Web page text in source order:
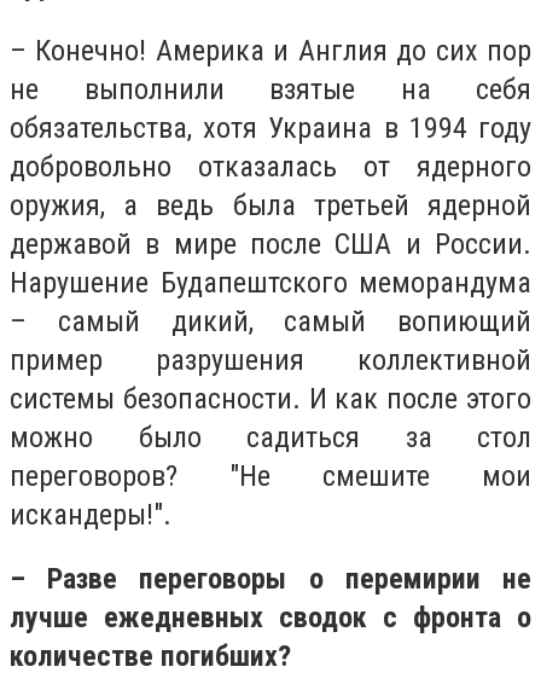
– Конечно! Америка и Англия до сих пор
не выполнили взятые на себя
обязательства, хотя Украина в 1994 году
добровольно отказалась от ядерного
оружия, а ведь была третьей ядерной
державой в мире после США и России.
Нарушение Будапештского меморандума
– самый дикий, самый вопиющий
пример разрушения коллективной
системы безопасности. И как после этого
можно было садиться за стол
переговоров? "Не смешите мои
искандеры!".
– Разве переговоры о перемирии не
лучше ежедневных сводок с фронта о
количестве погибших?